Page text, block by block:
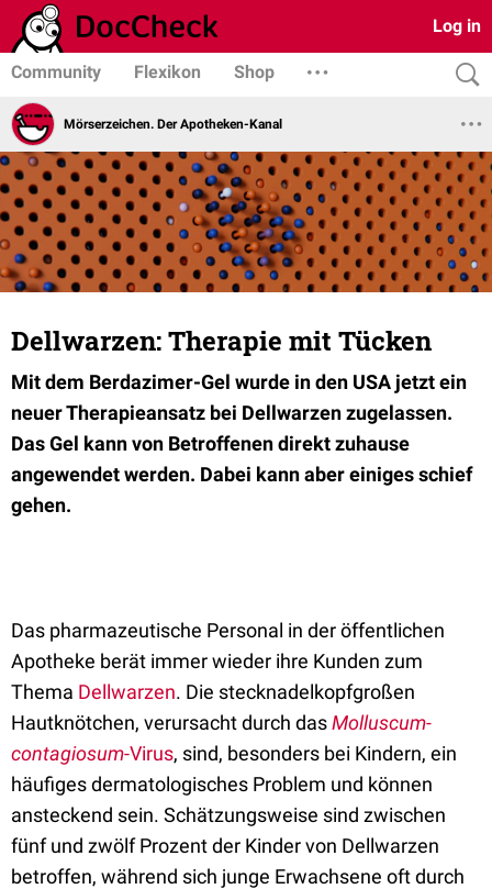
Log in
Community Flexikon Shop
Mörserzeichen. Der Apotheken-Kanal
Dellwarzen: Therapie mit Tücken
Mit dem Berdazimer-Gel wurde in den USA jetzt ein
neuer Therapieansatz bei Dellwarzen zugelassen.
Das Gel kann von Betroffenen direkt zuhause
angewendet werden. Dabei kann aber einiges schief
gehen.
Das pharmazeutische Personal in der öffentlichen
Apotheke berät immer wieder ihre Kunden zum
Thema Dellwarzen. Die stecknadelkopfgroßen
Hautknötchen, verursacht durch dasMolluscum-
contagiosum-Virus, sind, besonders bei Kindern, ein
häufiges dermatologisches Problem und können
ansteckend sein. Schätzungsweise sind zwischen
fünf und zwölf Prozent der Kinder von Dellwarzen
betroffen, während sich junge Erwachsene oft durch